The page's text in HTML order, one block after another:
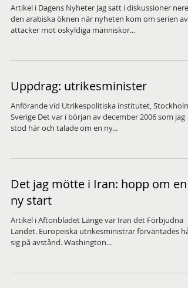
Artikel i Dagens Nyheter Jag satt i diskussioner nere i
den arabiska öknen när nyheten kom om serien av
attacker mot oskyldiga människor...
Uppdrag: utrikesminister
Anförande vid Utrikespolitiska institutet, Stockholm,
Sverige Det var i början av december 2006 som jag
stod här och talade om en ny...
Det jag mötte i Iran: hopp om en
ny start
Artikel i Aftonbladet Länge var Iran det Förbjudna
Landet. Europeiska utrikesministrar förväntades
sig på avstånd. Washington...